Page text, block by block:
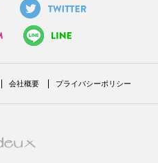
会社概要 プライバシーポリシー